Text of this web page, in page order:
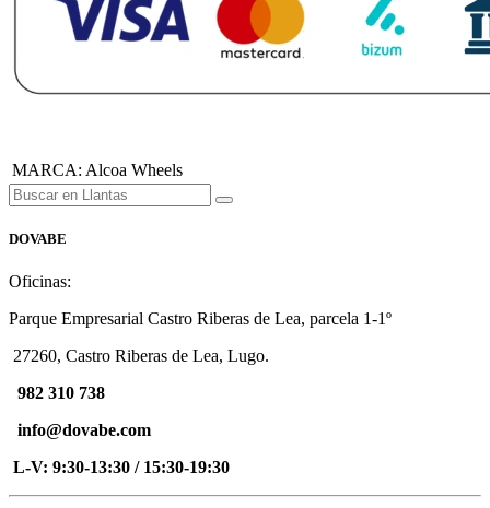
MARCA: Alcoa Wheels
DOVABE
Oficinas:
Parque Empresarial Castro Riberas de Lea, parcela 1-1º
27260, Castro Riberas de Lea, Lugo.
982 310 738
info@dovabe.com
L-V: 9:30-13:30 / 15:30-19:30